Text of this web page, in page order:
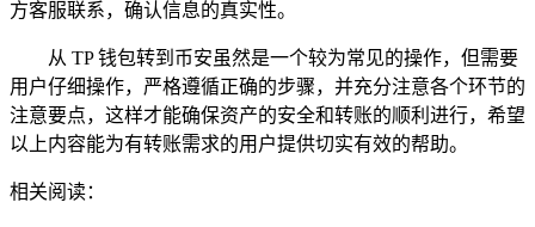
方客服联系，确认信息的真实性。
从 TP 钱包转到币安虽然是一个较为常见的操作，但需要
用户仔细操作，严格遵循正确的步骤，并充分注意各个环节的
注意要点，这样才能确保资产的安全和转账的顺利进行，希望
以上内容能为有转账需求的用户提供切实有效的帮助。
相关阅读：